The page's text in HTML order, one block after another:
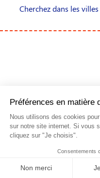
Cherchez dans les